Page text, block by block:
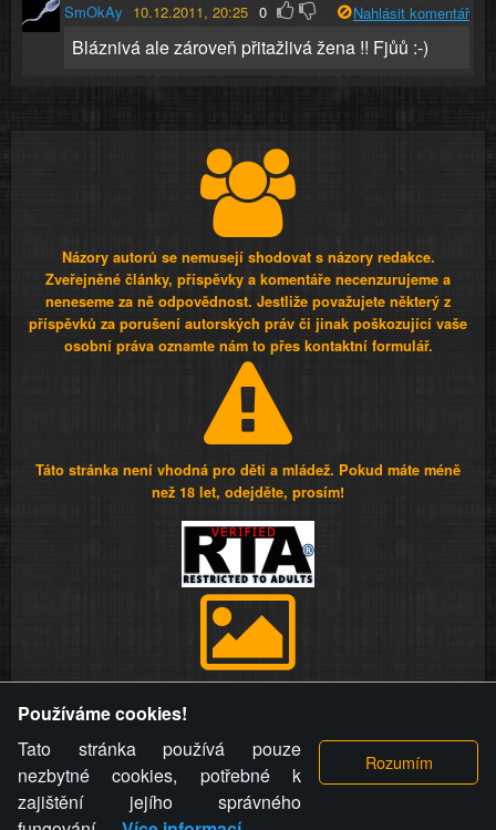
SmOkAy 10.12.2011, 20:25 0 Nahlásit komentář
Bláznivá ale zároveň přitažlivá žena !! Fjůů :-)
Názory autorů se nemusejí shodovat s názory redakce.
Zveřejněné články, příspěvky a komentáře necenzurujeme a
neneseme za ně odpovědnost. Jestliže považujete některý z
příspěvků za porušení autorských práv či jinak poškozující vaše
osobní práva oznamte nám to přes kontaktní formulář.
Táto stránka není vhodná pro děti a mládež. Pokud máte méně
než 18 let, odejděte, prosím!
videa a komentáře. Osoba, které se toto opatření provozovatele
stránky týče, ani osoba, která umístila fotografii nebo video na
stránku, nemůže z důvodu odstranění fotografie, videa nebo
komentáře pro výše uvedenou okolnost uplatnit vůči
provozovateli stránky žádný nárok na náhradu škody nebo
Používáme cookies!
Tato stránka používá pouze
nezbytné cookies, potřebné k
zajištění jejího správného